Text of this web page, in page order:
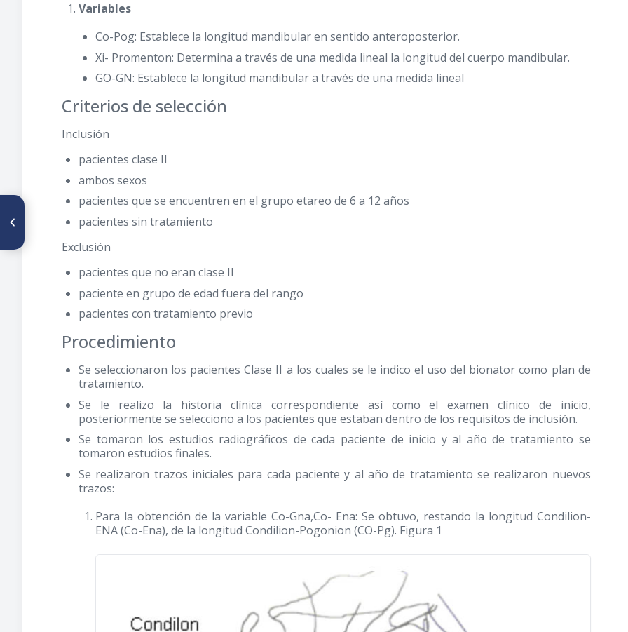
Variables
Co-Pog: Establece la longitud mandibular en sentido anteroposterior.
Xi- Promenton: Determina a través de una medida lineal la longitud del cuerpo mandibular.
GO-GN: Establece la longitud mandibular a través de una medida lineal
Criterios de selección
Inclusión
pacientes clase II
ambos sexos
pacientes que se encuentren en el grupo etareo de 6 a 12 años
pacientes sin tratamiento
Exclusión
pacientes que no eran clase II
paciente en grupo de edad fuera del rango
pacientes con tratamiento previo
Procedimiento
Se seleccionaron los pacientes Clase II a los cuales se le indico el uso del bionator como plan de
tratamiento.
Se le realizo la historia clínica correspondiente así como el examen clínico de inicio,
posteriormente se selecciono a los pacientes que estaban dentro de los requisitos de inclusión.
Se tomaron los estudios radiográficos de cada paciente de inicio y al año de tratamiento se
tomaron estudios finales.
Se realizaron trazos iniciales para cada paciente y al año de tratamiento se realizaron nuevos
trazos:
Para la obtención de la variable Co-Gna,Co- Ena: Se obtuvo, restando la longitud Condilion-
ENA (Co-Ena), de la longitud Condilion-Pogonion (CO-Pg). Figura 1
ARTÍCULO ANTERIOR
Relación del Ángulo
estética de Ricketts, en dos